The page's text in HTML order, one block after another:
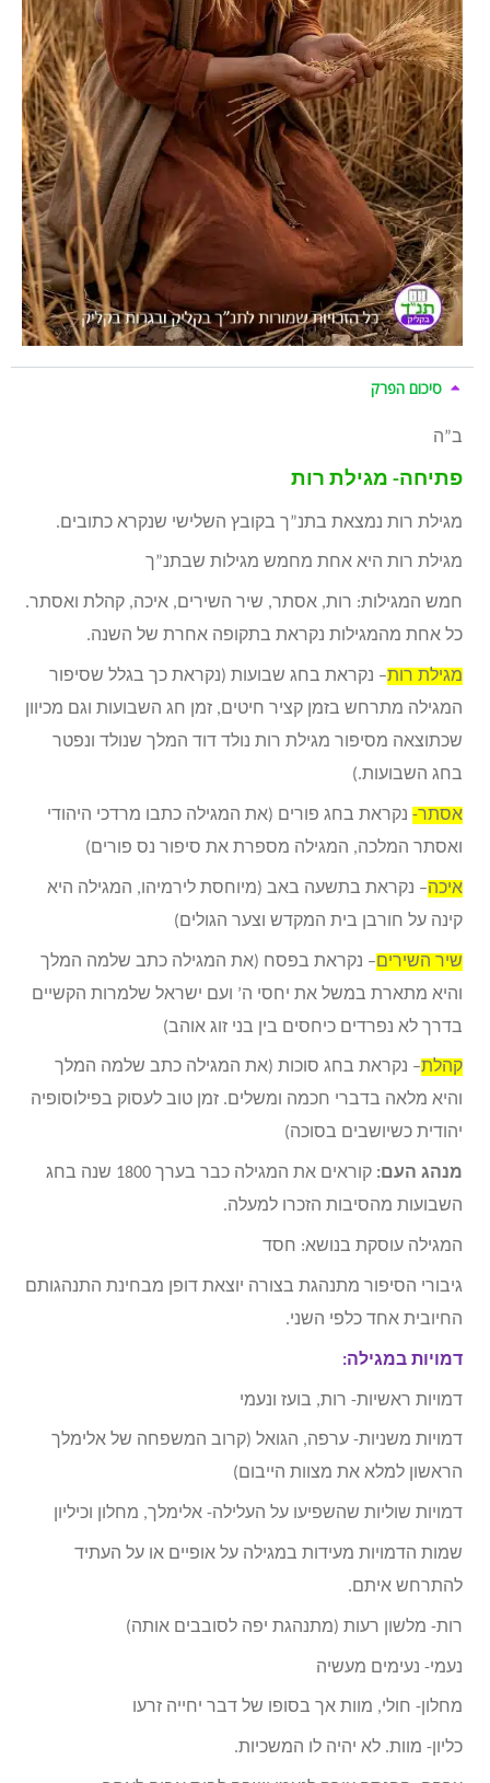
סיכום הפרק
ב”ה
פתיחה- מגילת רות
מגילת רות נמצאת בתנ”ך בקובץ השלישי שנקרא כתובים.
מגילת רות היא אחת מחמש מגילות שבתנ”ך
חמש המגילות: רות, אסתר, שיר השירים, איכה, קהלת ואסתר.
כל אחת מהמגילות נקראת בתקופה אחרת של השנה.
מגילת רות– נקראת בחג שבועות (נקראת כך בגלל שסיפור
המגילה מתרחש בזמן קציר חיטים, זמן חג השבועות וגם מכיוון
שכתוצאה מסיפור מגילת רות נולד דוד המלך שנולד ונפטר
בחג השבועות.)
אסתר- נקראת בחג פורים (את המגילה כתבו מרדכי היהודי
ואסתר המלכה, המגילה מספרת את סיפור נס פורים)
איכה– נקראת בתשעה באב (מיוחסת לירמיהו, המגילה היא
קינה על חורבן בית המקדש וצער הגולים)
שיר השירים– נקראת בפסח (את המגילה כתב שלמה המלך
והיא מתארת במשל את יחסי ה’ ועם ישראל שלמרות הקשיים
בדרך לא נפרדים כיחסים בין בני זוג אוהב)
קהלת– נקראת בחג סוכות (את המגילה כתב שלמה המלך
והיא מלאה בדברי חכמה ומשלים. זמן טוב לעסוק בפילוסופיה
יהודית כשיושבים בסוכה)
מנהג העם:
קוראים את המגילה כבר בערך 1800 שנה בחג
השבועות מהסיבות הזכרו למעלה.
המגילה עוסקת בנושא: חסד
גיבורי הסיפור מתנהגת בצורה יוצאת דופן מבחינת התנהגותם
החיובית אחד כלפי השני.
דמויות במגילה:
דמויות ראשיות- רות, בועז ונעמי
דמויות משניות- ערפה, הגואל (קרוב המשפחה של אלימלך
הראשון למלא את מצוות הייבום)
דמויות שוליות שהשפיעו על העלילה- אלימלך, מחלון וכיליון
שמות הדמויות מעידות במגילה על אופיים או על העתיד
להתרחש איתם.
רות- מלשון רעות (מתנהגת יפה לסובבים אותה)
נעמי- נעימים מעשיה
מחלון- חולי, מוות אך בסופו של דבר יחייה זרעו
כליון- מוות. לא יהיה לו המשכיות.